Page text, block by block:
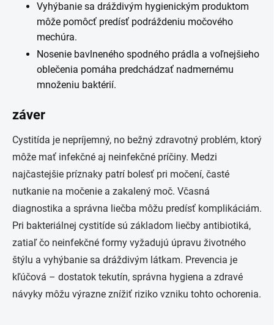
Vyhýbanie sa dráždivým hygienickým produktom
môže pomôcť predísť podráždeniu močového
mechúra.
Nosenie bavlneného spodného prádla a voľnejšieho
oblečenia pomáha predchádzať nadmernému
množeniu baktérií.
záver
Cystitída je nepríjemný, no bežný zdravotný problém, ktorý
môže mať infekčné aj neinfekčné príčiny. Medzi
najčastejšie príznaky patrí bolesť pri močení, časté
nutkanie na močenie a zakalený moč. Včasná
diagnostika a správna liečba môžu predísť komplikáciám.
Pri bakteriálnej cystitíde sú základom liečby antibiotiká,
zatiaľ čo neinfekčné formy vyžadujú úpravu životného
štýlu a vyhýbanie sa dráždivým látkam. Prevencia je
kľúčová – dostatok tekutín, správna hygiena a zdravé
návyky môžu výrazne znížiť riziko vzniku tohto ochorenia.